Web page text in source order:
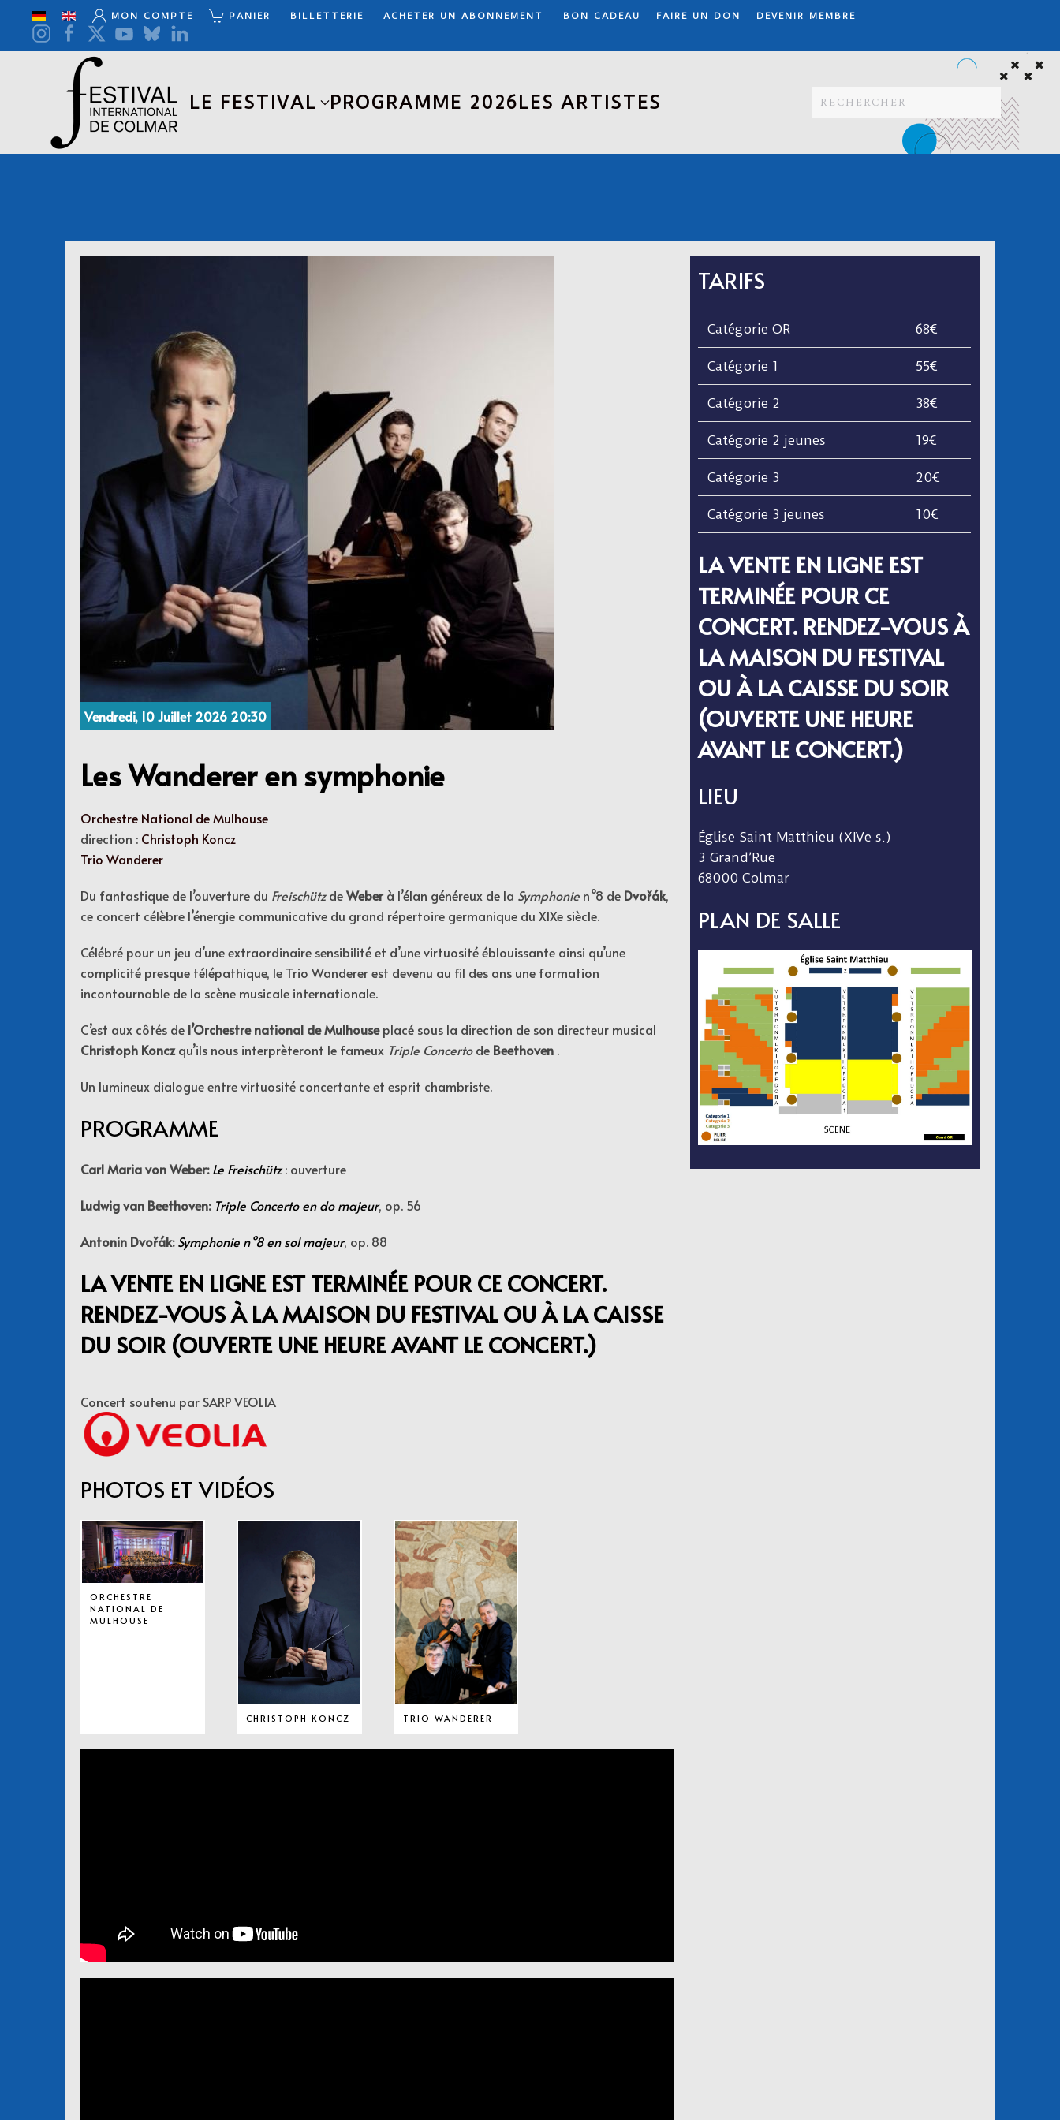
Accéder au contenu principal
MON COMPTE PANIER BILLETTERIE ACHETER UN ABONNEMENT BON CADEAU FAIRE UN DON DEVENIR MEMBRE
LE FESTIVAL PROGRAMME 2026LES ARTISTES
Vendredi, 10 Juillet 2026 20:30
Les Wanderer en symphonie
Orchestre National de Mulhouse
direction : Christoph Koncz
Trio Wanderer
Du fantastique de l’ouverture du FreischützdeWeberà l’élan généreux de la Symphonie n°8 de Dvořák,
ce concert célèbre l’énergie communicative du grand répertoire germanique du XIXe siècle.
Célébré pour un jeu d’une extraordinaire sensibilité et d’une virtuosité éblouissante ainsi qu’une
complicité presque télépathique, le Trio Wanderer est devenu au fil des ans une formation
incontournable de la scène musicale internationale.
C’est aux côtés de l’Orchestre national de Mulhouseplacé sous la direction de son directeur musical
Christoph Konczqu’ils nous interprèteront le fameux Triple Concertode Beethoven .
Un lumineux dialogue entre virtuosité concertante et esprit chambriste.
PROGRAMME
Carl Maria von Weber:Le Freischütz: ouverture
Ludwig van Beethoven: Triple Concerto en do majeur, op. 56
Antonin Dvořák:Symphonie n°8 en sol majeur, op. 88
LA VENTE EN LIGNE EST TERMINÉE POUR CE CONCERT.
RENDEZ-VOUS À LA MAISON DU FESTIVAL OU À LA CAISSE
DU SOIR (OUVERTE UNE HEURE AVANT LE CONCERT.)
Concert soutenu par SARP VEOLIA
PHOTOS ET VIDÉOS
ORCHESTRE
NATIONAL DE
MULHOUSE
CHRISTOPH KONCZ TRIO WANDERER
TARIFS
Catégorie OR 68€
Catégorie 1 55€
Catégorie 2 38€
Catégorie 2 jeunes 19€
Catégorie 3 20€
Catégorie 3 jeunes 10€
LA VENTE EN LIGNE EST
TERMINÉE POUR CE
CONCERT. RENDEZ-VOUS À
LA MAISON DU FESTIVAL
OU À LA CAISSE DU SOIR
(OUVERTE UNE HEURE
AVANT LE CONCERT.)
LIEU
Église Saint Matthieu (XIVe s.)
3 Grand’Rue
68000 Colmar
PLAN DE SALLE